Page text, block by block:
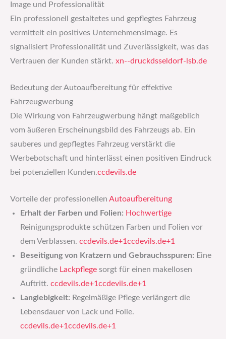
Image und Professionalität
Ein professionell gestaltetes und gepflegtes Fahrzeug
vermittelt ein positives Unternehmensimage. Es
signalisiert Professionalität und Zuverlässigkeit, was das
Vertrauen der Kunden stärkt. ​ xn--druckdsseldorf-lsb.de
Bedeutung der Autoaufbereitung für effektive
Fahrzeugwerbung
Die Wirkung von Fahrzeugwerbung hängt maßgeblich
vom äußeren Erscheinungsbild des Fahrzeugs ab. Ein
sauberes und gepflegtes Fahrzeug verstärkt die
Werbebotschaft und hinterlässt einen positiven Eindruck
bei potenziellen Kunden.​ccdevils.de
Vorteile der professionellen Autoaufbereitung
Erhalt der Farben und Folien: Hochwertige
Reinigungsprodukte schützen Farben und Folien vor
dem Verblassen. ​ ccdevils.de+1ccdevils.de+1
Beseitigung von Kratzern und Gebrauchsspuren: Eine
gründliche Lackpflege sorgt für einen makellosen
Auftritt. ​ ccdevils.de+1ccdevils.de+1
Langlebigkeit: Regelmäßige Pflege verlängert die
Lebensdauer von Lack und Folie. ​
ccdevils.de+1ccdevils.de+1